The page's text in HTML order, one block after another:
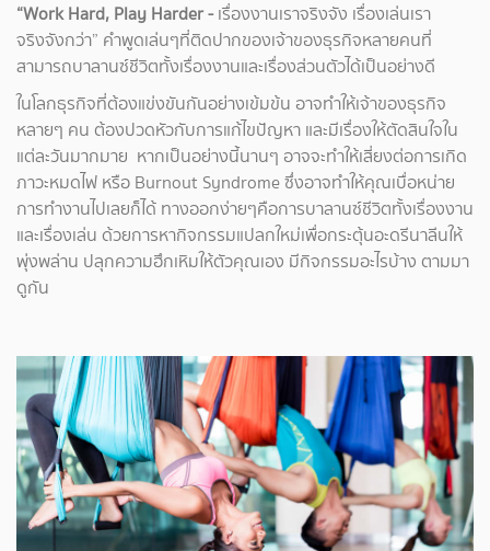
“Work Hard, Play Harder -เรื่องงานเราจริงจัง เรื่องเล่นเรา
จริงจังกว่า” คำพูดเล่นๆที่ติดปากของเจ้าของธุรกิจหลายคนที่
สามารถบาลานซ์ชีวิตทั้งเรื่องงานและเรื่องส่วนตัวได้เป็นอย่างดี
ในโลกธุรกิจที่ต้องแข่งขันกันอย่างเข้มข้น อาจทำให้เจ้าของธุรกิจ
หลายๆ คน ต้องปวดหัวกับการแก้ไขปัญหา และมีเรื่องให้ตัดสินใจใน
แต่ละวันมากมาย หากเป็นอย่างนี้นานๆ อาจจะทำให้เสี่ยงต่อการเกิด
ภาวะหมดไฟ หรือ Burnout Syndrome ซึ่งอาจทำให้คุณเบื่อหน่าย
การทำงานไปเลยก็ได้ ทางออกง่ายๆคือการบาลานซ์ชีวิตทั้งเรื่องงาน
และเรื่องเล่น ด้วยการหากิจกรรมแปลกใหม่เพื่อกระตุ้นอะดรีนาลีนให้
พุ่งพล่าน ปลุกความฮึกเหิมให้ตัวคุณเอง มีกิจกรรมอะไรบ้าง ตามมา
ดูกัน